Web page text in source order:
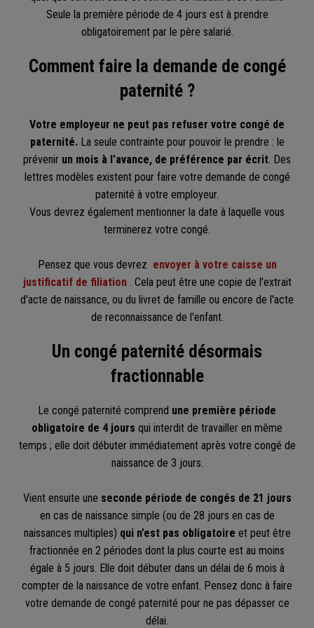
Seule la première période de 4 jours est à prendre
obligatoirement par le père salarié.
Comment faire la demande de congé
paternité ?
Votre employeur ne peut pas refuser votre congé de
paternité. La seule contrainte pour pouvoir le prendre : le
prévenir un mois à l’avance, de préférence par écrit. Des
lettres modèles existent pour faire votre demande de congé
paternité à votre employeur.
Vous devrez également mentionner la date à laquelle vous
terminerez votre congé.
Pensez que vous devrez envoyer à votre caisse un
justificatif de filiation . Cela peut être une copie de l'extrait
d'acte de naissance, ou du livret de famille ou encore de l'acte
de reconnaissance de l'enfant.
Un congé paternité désormais
fractionnable
Le congé paternité comprend une première période
obligatoire de 4 jours qui interdit de travailler en même
temps ; elle doit débuter immédiatement après votre congé de
naissance de 3 jours.
Vient ensuite une seconde période de congés de 21 jours
en cas de naissance simple (ou de 28 jours en cas de
naissances multiples) qui n’est pas obligatoire et peut être
fractionnée en 2 périodes dont la plus courte est au moins
égale à 5 jours. Elle doit débuter dans un délai de 6 mois à
compter de la naissance de votre enfant. Pensez donc à faire
votre demande de congé paternité pour ne pas dépasser ce
délai.